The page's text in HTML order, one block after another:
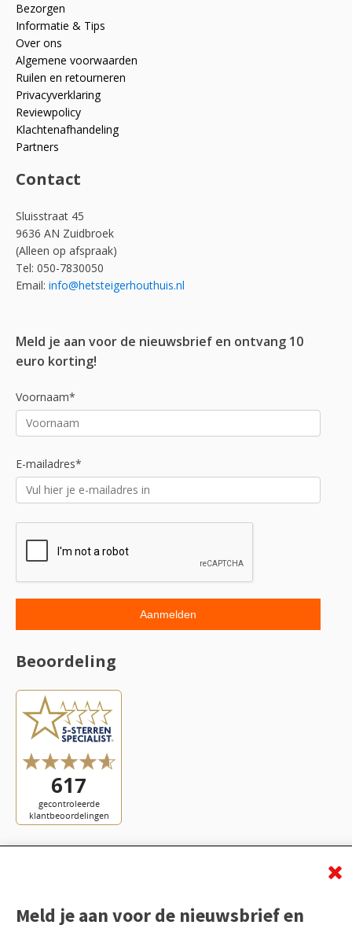
Bezorgen
Informatie & Tips
Over ons
Algemene voorwaarden
Ruilen en retourneren
Privacyverklaring
Reviewpolicy
Klachtenafhandeling
Partners
Contact
Sluisstraat 45
9636 AN Zuidbroek
(Alleen op afspraak)
Tel: 050-7830050
Email: info@hetsteigerhouthuis.nl
Meld je aan voor de nieuwsbrief en ontvang 10
euro korting!
Voornaam*
E-mailadres*
Beoordeling
Meld je aan voor de nieuwsbrief en